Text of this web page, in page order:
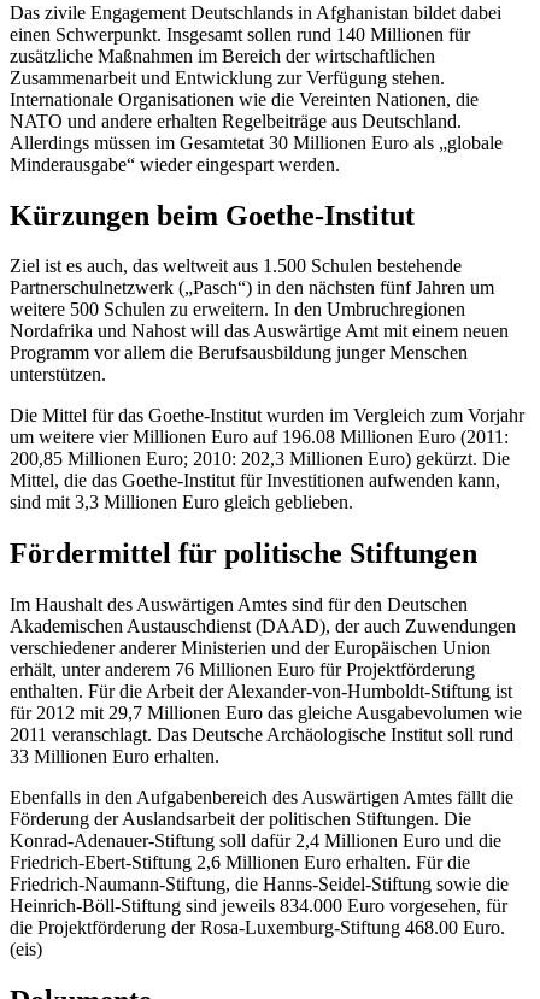
Das zivile Engagement Deutschlands in Afghanistan bildet dabei
einen Schwerpunkt. Insgesamt sollen rund 140 Millionen für
zusätzliche Maßnahmen im Bereich der wirtschaftlichen
Zusammenarbeit und Entwicklung zur Verfügung stehen.
Internationale Organisationen wie die Vereinten Nationen, die
NATO und andere erhalten Regelbeiträge aus Deutschland.
Allerdings müssen im Gesamtetat 30 Millionen Euro als „globale
Minderausgabe“ wieder eingespart werden.
Kürzungen beim Goethe-Institut
Ziel ist es auch, das weltweit aus 1.500 Schulen bestehende
Partnerschulnetzwerk („Pasch“) in den nächsten fünf Jahren um
weitere 500 Schulen zu erweitern. In den Umbruchregionen
Nordafrika und Nahost will das Auswärtige Amt mit einem neuen
Programm vor allem die Berufsausbildung junger Menschen
unterstützen.
Die Mittel für das Goethe-Institut wurden im Vergleich zum Vorjahr
um weitere vier Millionen Euro auf 196.08 Millionen Euro (2011:
200,85 Millionen Euro; 2010: 202,3 Millionen Euro) gekürzt. Die
Mittel, die das Goethe-Institut für Investitionen aufwenden kann,
sind mit 3,3 Millionen Euro gleich geblieben.
Fördermittel für politische Stiftungen
Im Haushalt des Auswärtigen Amtes sind für den Deutschen
Akademischen Austauschdienst (DAAD), der auch Zuwendungen
verschiedener anderer Ministerien und der Europäischen Union
erhält, unter anderem 76 Millionen Euro für Projektförderung
enthalten. Für die Arbeit der Alexander-von-Humboldt-Stiftung ist
für 2012 mit 29,7 Millionen Euro das gleiche Ausgabevolumen wie
2011 veranschlagt. Das Deutsche Archäologische Institut soll rund
33 Millionen Euro erhalten.
Ebenfalls in den Aufgabenbereich des Auswärtigen Amtes fällt die
Förderung der Auslandsarbeit der politischen Stiftungen. Die
Konrad-Adenauer-Stiftung soll dafür 2,4 Millionen Euro und die
Friedrich-Ebert-Stiftung 2,6 Millionen Euro erhalten. Für die
Friedrich-Naumann-Stiftung, die Hanns-Seidel-Stiftung sowie die
Heinrich-Böll-Stiftung sind jeweils 834.000 Euro vorgesehen, für
die Projektförderung der Rosa-Luxemburg-Stiftung 468.00 Euro.
(eis)